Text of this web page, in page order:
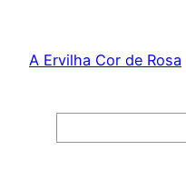
content
A Ervilha Cor de Rosa